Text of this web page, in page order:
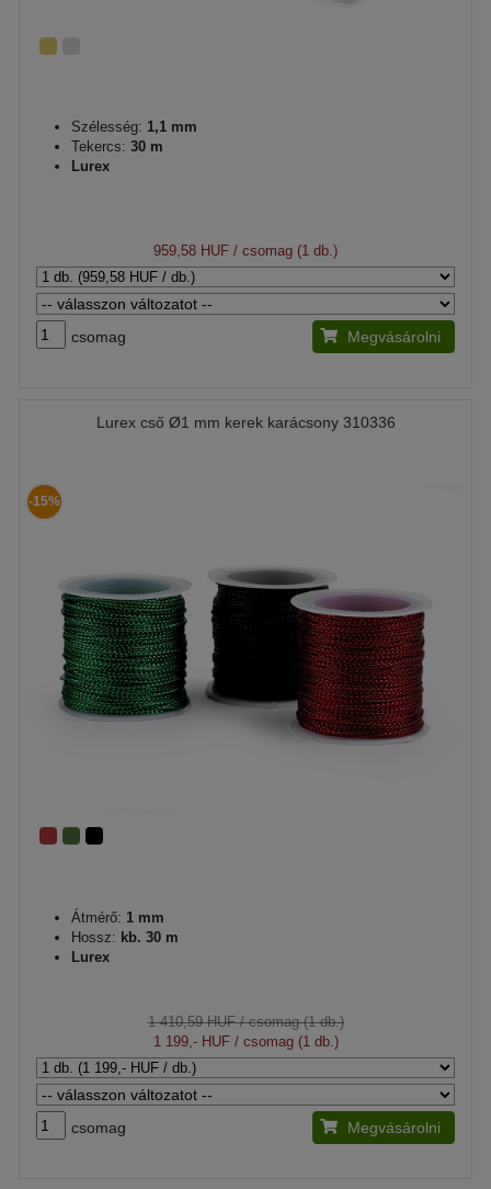
Szélesség: 1,1 mm
Tekercs: 30 m
Lurex
959,58 HUF / csomag (1 db.)
csomag Megvásárolni
Lurex cső Ø1 mm kerek karácsony 310336
-15%
Átmérő: 1 mm
Hossz: kb. 30 m
Lurex
1 410,59 HUF/ csomag (1 db.)
1 199,- HUF/ csomag (1 db.)
csomag Megvásárolni